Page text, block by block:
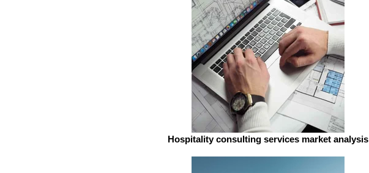
Hospitality consulting services market analysis